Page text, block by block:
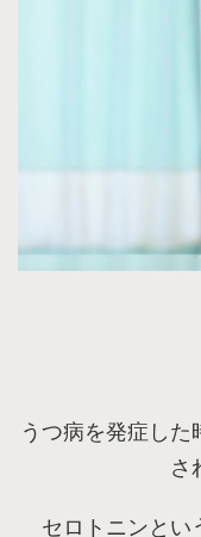
うつ病を発症し
さ
セロトニンとい